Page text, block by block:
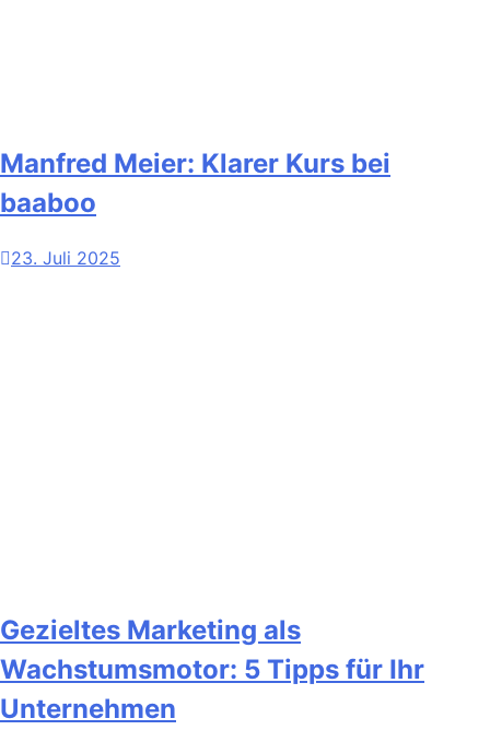
Manfred Meier: Klarer Kurs bei
baaboo
23. Juli 2025
Gezieltes Marketing als
Wachstumsmotor: 5 Tipps für Ihr
Unternehmen